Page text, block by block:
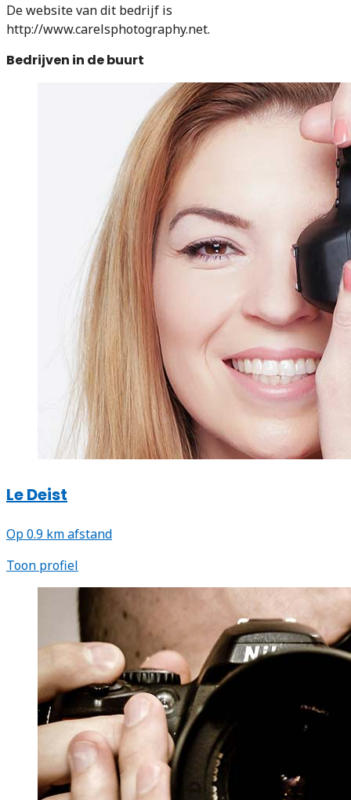
De website van dit bedrijf is
http://www.carelsphotography.net.
Bedrijven in de buurt
Le Deist
Op 0.9 km afstand
Toon profiel